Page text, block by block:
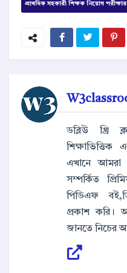
প্রাথমিক সহকারী শিক্ষক নিয়োগ
ডব্লিউ থ্রি
শিক্ষাভিত্তিক
এখানে আমরা
সম্পর্কিত
পিডিএফ
প্রকাশ করি।
জানতে নিচের